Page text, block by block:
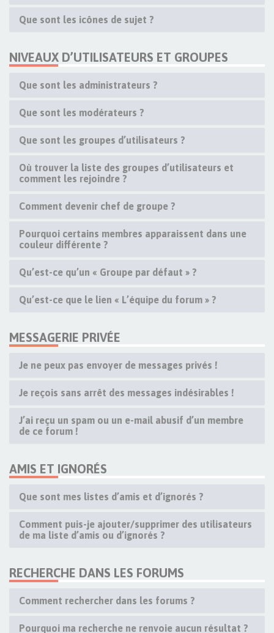
Que sont les icônes de sujet ?
NIVEAUX D’UTILISATEURS ET GROUPES
Que sont les administrateurs ?
Que sont les modérateurs ?
Que sont les groupes d’utilisateurs ?
Où trouver la liste des groupes d’utilisateurs et
comment les rejoindre ?
Comment devenir chef de groupe ?
Pourquoi certains membres apparaissent dans une
couleur différente ?
Qu’est-ce qu’un « Groupe par défaut » ?
Qu’est-ce que le lien « L’équipe du forum » ?
MESSAGERIE PRIVÉE
Je ne peux pas envoyer de messages privés !
Je reçois sans arrêt des messages indésirables !
J’ai reçu un spam ou un e-mail abusif d’un membre
de ce forum !
AMIS ET IGNORÉS
Que sont mes listes d’amis et d’ignorés ?
Comment puis-je ajouter/supprimer des utilisateurs
de ma liste d’amis ou d’ignorés ?
RECHERCHE DANS LES FORUMS
Comment rechercher dans les forums ?
Pourquoi ma recherche ne renvoie aucun résultat ?